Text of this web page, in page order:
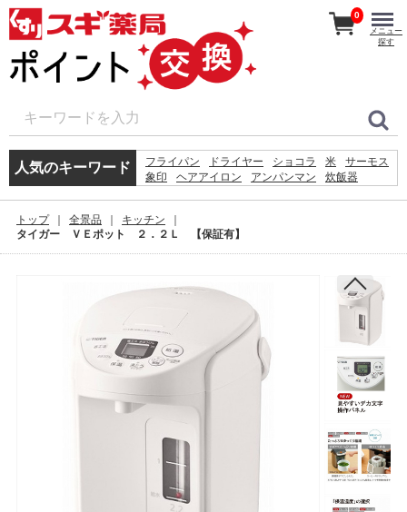
人気のキーワード フライパン ドライヤー ショコラ 米
サーモス
象印
ヘアアイロン アンパンマン
炊飯器
ティファール
0
メニュー
探す
トップ 全景品
キッチン
タイガー ＶＥポット ２．２Ｌ 【保証有】